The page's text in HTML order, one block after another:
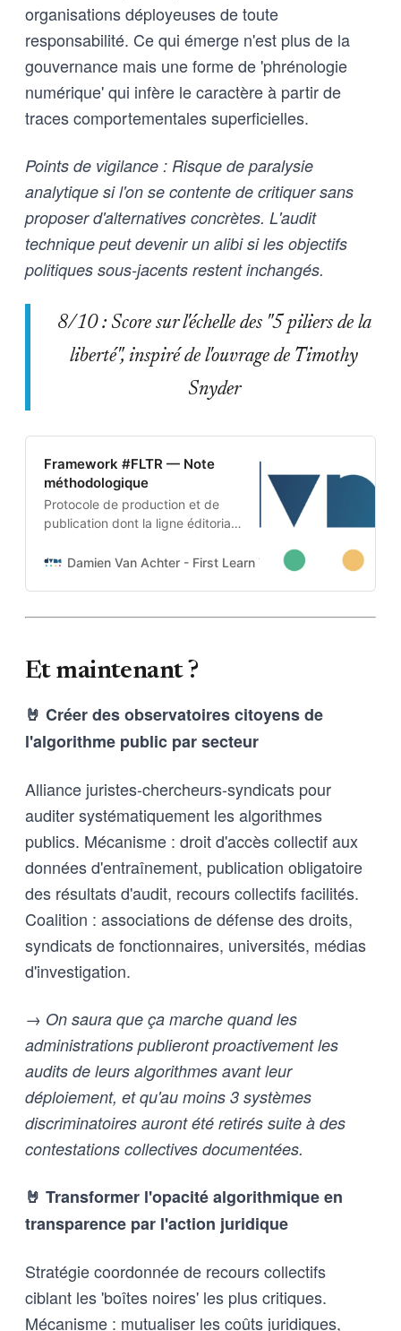
organisations déployeuses de toute
responsabilité. Ce qui émerge n'est plus de la
gouvernance mais une forme de 'phrénologie
numérique' qui infère le caractère à partir de
traces comportementales superficielles.
Points de vigilance : Risque de paralysie
analytique si l'on se contente de critiquer sans
proposer d'alternatives concrètes. L'audit
technique peut devenir un alibi si les objectifs
politiques sous-jacents restent inchangés.
8/10 : Score sur l'échelle des "5 piliers de la
liberté", inspiré de l'ouvrage de Timothy
Snyder
Framework #FLTR — Note
méthodologique
Protocole de production et de
publication dont la ligne éditoriale
projet. Cette architecture auto-
techniques, imposées tant aux
et vice-versa
Damien Van Achter - First Learn The Rules. Then Break
Et maintenant ?
🤘 Créer des observatoires citoyens de
l'algorithme public par secteur
Alliance juristes-chercheurs-syndicats pour
auditer systématiquement les algorithmes
publics. Mécanisme : droit d'accès collectif aux
données d'entraînement, publication obligatoire
des résultats d'audit, recours collectifs facilités.
Coalition : associations de défense des droits,
syndicats de fonctionnaires, universités, médias
d'investigation.
→ On saura que ça marche quand les
administrations publieront proactivement les
audits de leurs algorithmes avant leur
déploiement, et qu'au moins 3 systèmes
discriminatoires auront été retirés suite à des
contestations collectives documentées.
🤘 Transformer l'opacité algorithmique en
transparence par l'action juridique
Stratégie coordonnée de recours collectifs
ciblant les 'boîtes noires' les plus critiques.
Mécanisme : mutualiser les coûts juridiques,